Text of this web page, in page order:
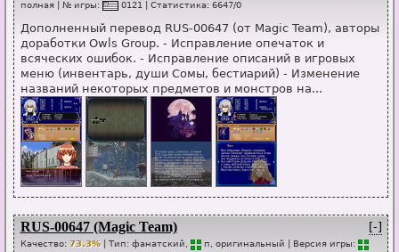
полная | № игры: 0121 Статистика: 6647/0
Дополненный перевод RUS-00647 (от Magic Team), авторы
доработки Owls Group. - Исправление опечаток и
всяческих ошибок. - Исправление описаний в игровых
меню (инвентарь, души Сомы, бестиарий) - Изменение
названий некоторых предметов и монстров на...
[-]
RUS-00647 (Magic Team)
Качество: 73.3% | Тип: фанатский, п , оригинальный | Версия игры: